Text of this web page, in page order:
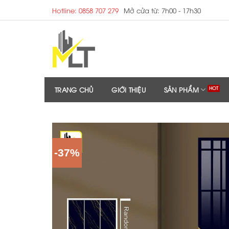
to
Hotline: 0858 707 279 Mở cửa từ: 7h00 - 17h30
TRANG CHỦ GIỚI THIỆU SẢN PHẨM
-37%